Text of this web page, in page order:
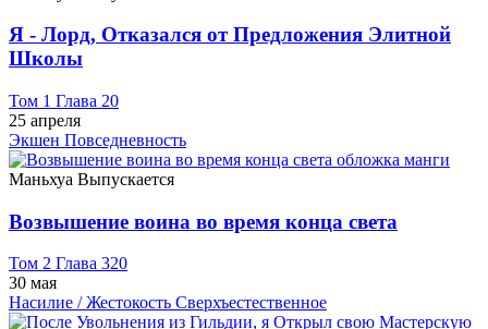
Я - Лорд, Отказался от Предложения Элитной
Школы
Том 1 Глава 20
25 апреля
Экшен Повседневность
Маньхуа Выпускается
Возвышение воина во время конца света
Том 2 Глава 320
30 мая
Насилие / Жестокость Сверхъестественное